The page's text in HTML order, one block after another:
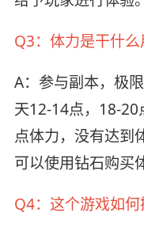
Q3：体力是干什么
A：参与副本，极
天12-14点，18-
点体力，没有达到
可以使用钻石购买
Q4：这个游戏如何